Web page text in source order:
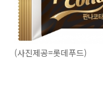
(사진제공=롯데푸드)